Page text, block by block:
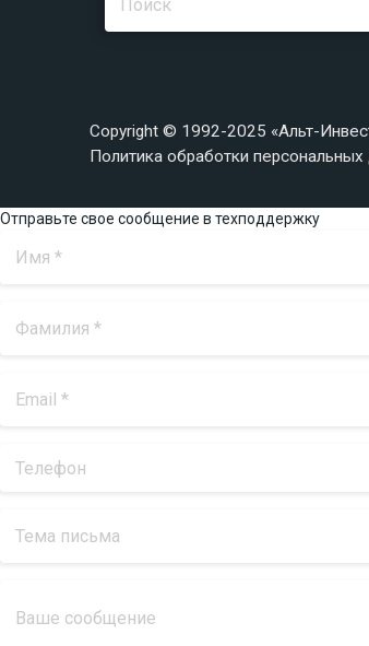
Copyright © 1992-2025 «Альт-
Политика обработки
Отправьте свое сообщение в техподдержку